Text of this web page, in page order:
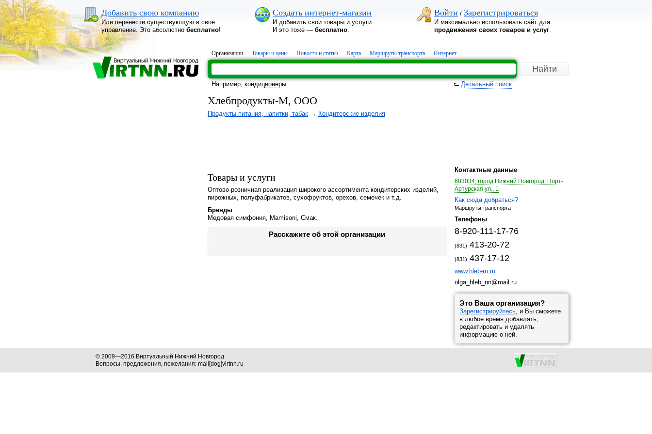
Добавить свою компанию
Или перенести существующую в своё
управление. Это абсолютно бесплатно!
Создать интернет-магазин
И добавить свои товары и услуги.
И это тоже — бесплатно.
Войти / Зарегистрироваться
И максимально использовать сайт для
продвижения своих товаров и услуг.
Организации Товары и цены Новости и статьи Карта Маршруты транспорта Интернет
Например, кондиционеры Детальный поиск
Хлебпродукты-М, ООО
Продукты питания, напитки, табак → Кондитерские изделия
Товары и услуги
Оптово-розничная реализация широкого ассортимента кондитерских изделий,
пирожных, полуфабрикатов, сухофруктов, орехов, семечек и т.д.
Бренды
Медовая симфония, Mamisoni, Смак.
Расскажите об этой организации
Контактные данные
603034, город Нижний Новгород, Порт-
Артурская ул., 1
Как сюда добраться?
Маршруты транспорта
Телефоны
8-920-111-17-76
(831) 413-20-72
(831) 437-17-12
www.hleb-m.ru
olga_hleb_nn@mail.ru
Это Ваша организация?
Зарегистрируйтесь, и Вы сможете
в любое время добавлять,
редактировать и удалять
информацию о ней.
© 2009—2016 Виртуальный Нижний Новгород
Вопросы, предложения, пожелания: mail[dog]virtnn.ru